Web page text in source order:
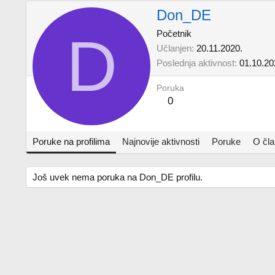
D
Don_DE
Početnik
Učlanjen 20.11.2020.
Poslednja aktivnost
Poruka
0
Poruke na profilima Najnovije aktivnosti Poruke O
Još uvek nema poruka na Don_DE profilu.